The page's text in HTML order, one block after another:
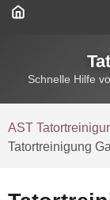
Schnelle Hilfe
AST
Tatortreinigung